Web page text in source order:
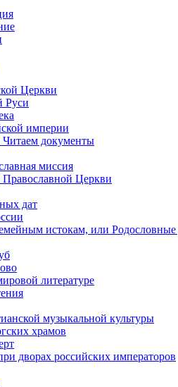
Церкви
Руси
империи
документы
миссия
Православной Церкви
дат
истокам, или Родословные
литературе
музыкальной культуры
храмов
дворах российских императоров